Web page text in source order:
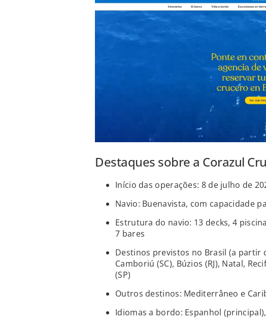
Destaques sobre a Corazul
Início das operações: 8 de julho de
Navio: Buenavista, com capacidade
Estrutura do navio: 13 decks, 4
7 bares
Destinos previstos no Brasil (a partir
Camboriú (SC), Búzios (RJ), Natal,
(SP)
Outros destinos: Mediterrâneo e
Idiomas a bordo: Espanhol